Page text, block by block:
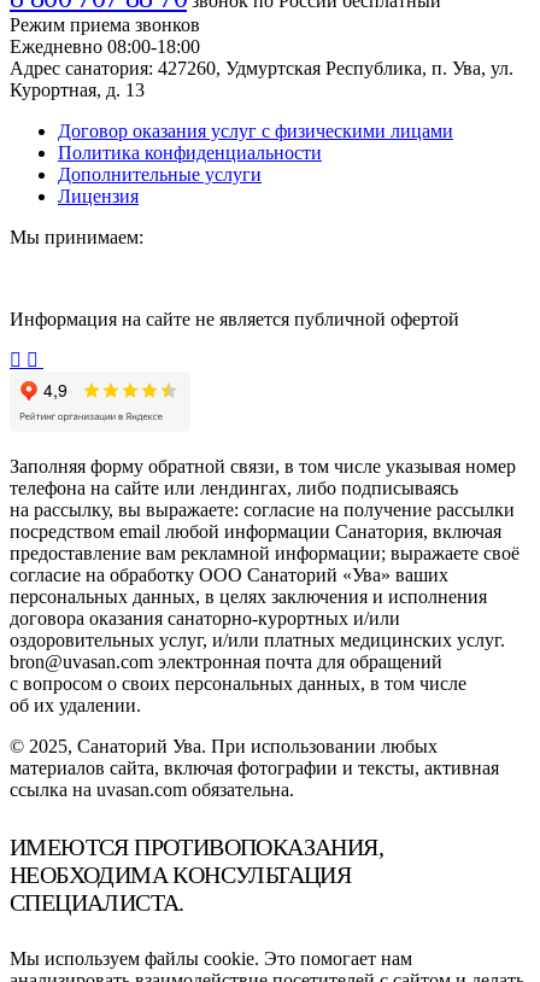
Режим приема звонков
Ежедневно 08:00-18:00
Адрес санатория: 427260, Удмуртская Республика, п. Ува, ул.
Курортная, д. 13
Договор оказания услуг с физическими лицами
Политика конфиденциальности
Дополнительные услуги
Лицензия
Мы принимаем:
Информация на сайте не является публичной офертой
Заполняя форму обратной связи, в том числе указывая номер
телефона на сайте или лендингах, либо подписываясь
на рассылку, вы выражаете: согласие на получение рассылки
посредством email любой информации Санатория, включая
предоставление вам рекламной информации; выражаете своё
согласие на обработку ООО Санаторий «Ува» ваших
персональных данных, в целях заключения и исполнения
договора оказания санаторно-курортных и/или
оздоровительных услуг, и/или платных медицинских услуг.
bron@uvasan.com электронная почта для обращений
с вопросом о своих персональных данных, в том числе
об их удалении.
© 2025, Санаторий Ува. При использовании любых
материалов сайта, включая фотографии и тексты, активная
ссылка на uvasan.com обязательна.
ИМЕЮТСЯ ПРОТИВОПОКАЗАНИЯ,
НЕОБХОДИМА КОНСУЛЬТАЦИЯ
СПЕЦИАЛИСТА.
Мы используем файлы cookie. Это помогает нам